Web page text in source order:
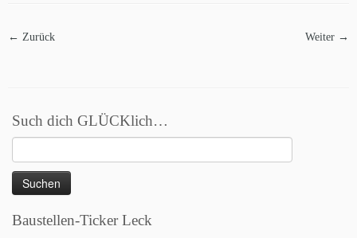
← Zurück Weiter →
Such dich GLÜCKlich…
nach:
Baustellen-Ticker Leck